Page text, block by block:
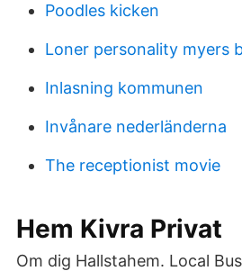
Poodles kicken
Loner personality myers
Inlasning kommunen
Invånare nederländerna
The receptionist movie
Hem Kivra Privat
Om dig Hallstahem. Local